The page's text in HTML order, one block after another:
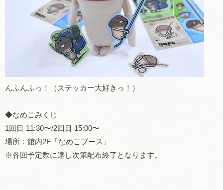
んふんふっ！（ステッカー大好きっ！）
◆なめこみくじ
1回目 11:30〜/2回目 15:00〜
場所：館内2F「なめこブース」
※各回予定数に達し次第配布終了となります。